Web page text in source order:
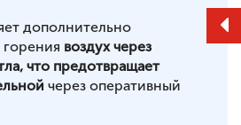
дополнительно
горения воздух через
что предотвращает
через оперативный